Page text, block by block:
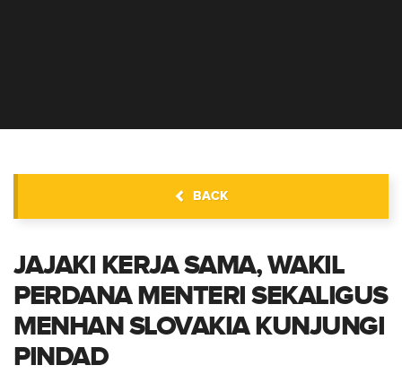
BERITA
BACK
JAJAKI KERJA SAMA, WAKIL
PERDANA MENTERI SEKALIGUS
MENHAN SLOVAKIA KUNJUNGI
PINDAD